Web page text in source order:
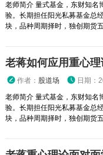
老师简介 量式基金，东财知名
验。长期担任阳光私募基金总
块，品种周期择时，独创期货
老蒋如何应用重心
作者： 股道场 日期：
老师简介 量式基金，东财知名
验。长期担任阳光私募基金总
块，品种周期择时，独创期货